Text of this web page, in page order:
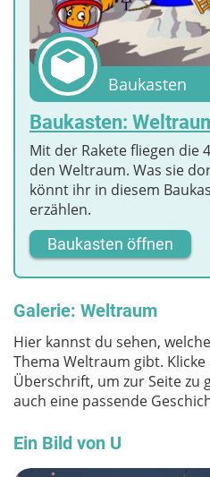
Baukasten
Baukasten:
Mit der Rakete fliegen die
den Weltraum. Was sie
könnt ihr in diesem
erzählen.
Baukasten öffnen
Galerie: Weltraum
Hier kannst du sehen,
Thema Weltraum gibt.
Überschrift, um zur Seite zu
auch eine passende
Ein Bild von U